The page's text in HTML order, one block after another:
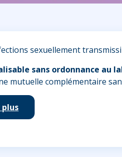
sexuellement
sans ordonnance au
mutuelle complémentaire
plus